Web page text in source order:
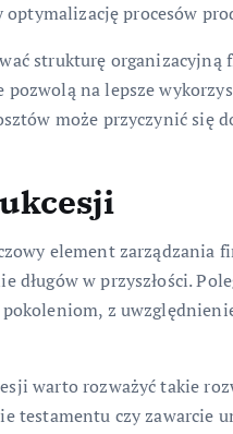
optymalizację procesów
strukturę
na lepsze
może przyczynić się
element zarządzania
długów w przyszłości.
z
warto rozważyć takie
testamentu czy zawarcie